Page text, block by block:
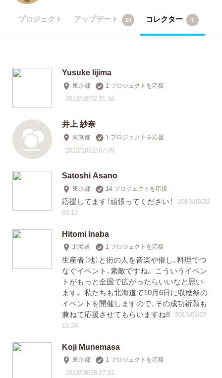
プロジェクト アップデート 20 コレクター 7
Yusuke Iijima
東京都 1 プロジェクトを応援
2013/10/02 21:16
井上 紗奈
東京都 1 プロジェクトを応援
2013/10/02 07:09
Satoshi Asano
東京都 14 プロジェクトを応援
応援してます！頑張ってください！
2013/09/29
03:12
Hitomi Inaba
北海道 1 プロジェクトを応援
生産者（地）と街の人を音楽や催し、料理でつ
なぐイベント、素敵ですね。 こういうイベン
トがもっと全国で広がったらいいなと思い
ます。 私たちも北海道で10月6日に収穫祭の
イベントを開催しますので、その成功祈願も
兼ねて応援させてもらいますね!!
2013/09/27
15:24
Koji Munemasa
東京都 1 プロジェクトを応援
2013/09/26 17:01